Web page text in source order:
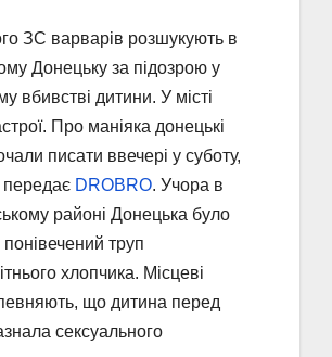
ЗС варварів розшукують в
Донецьку за підозрою у
вбивстві дитини. У місті
Про маніяка донецькі
писати ввечері у суботу,
передає DROBRO. Учора в
районі Донецька було
труп
хлопчика. Місцеві
що дитина перед
сексуального